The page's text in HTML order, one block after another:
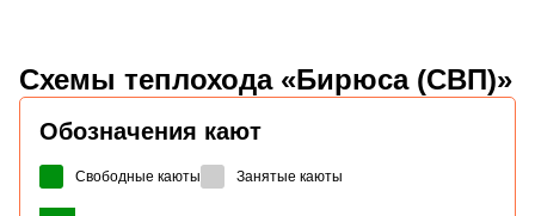
Схемы теплохода «Бирюса (СВП)»
Обозначения кают
Свободные каюты Занятые каюты